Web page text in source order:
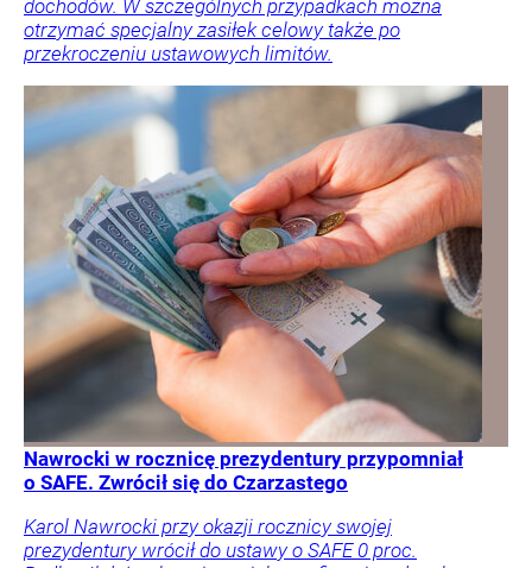
dochodów. W szczególnych przypadkach można
otrzymać specjalny zasiłek celowy także po
przekroczeniu ustawowych limitów.
Nawrocki w rocznicę prezydentury przypomniał
o SAFE. Zwrócił się do Czarzastego
Karol Nawrocki przy okazji rocznicy swojej
prezydentury wrócił do ustawy o SAFE 0 proc.